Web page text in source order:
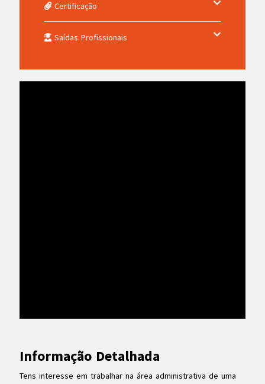
Informação Detalhada
Tens interesse em trabalhar na área administrativa de uma
Certificação
Saídas Profissionais